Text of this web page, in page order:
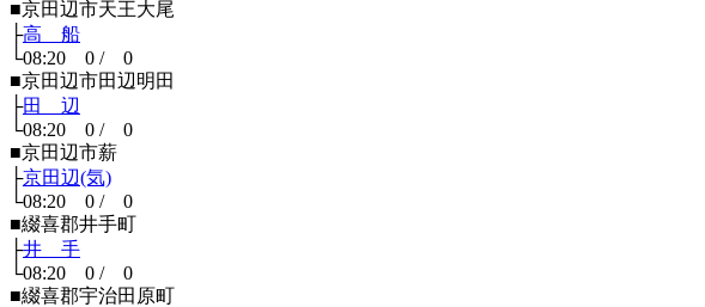
■京田辺市天王大尾
├高 船
└08:20 0 / 0
■京田辺市田辺明田
├田 辺
└08:20 0 / 0
■京田辺市薪
├京田辺(気)
└08:20 0 / 0
■綴喜郡井手町
├井 手
└08:20 0 / 0
■綴喜郡宇治田原町